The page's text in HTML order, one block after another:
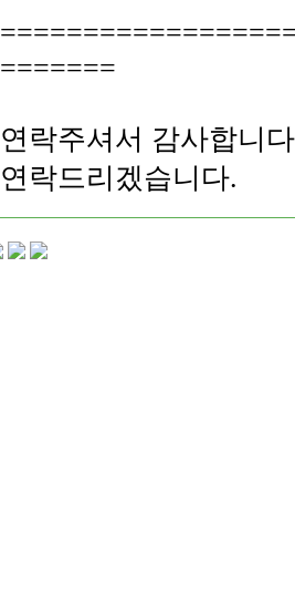
=======
연락주셔서 감사합니
연락드리겠습니다.